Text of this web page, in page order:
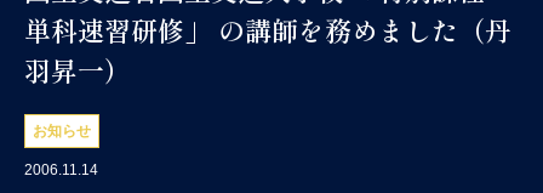
単科速習研修」 の講師を務めました（丹
羽昇一）
お知らせ
2006.11.14